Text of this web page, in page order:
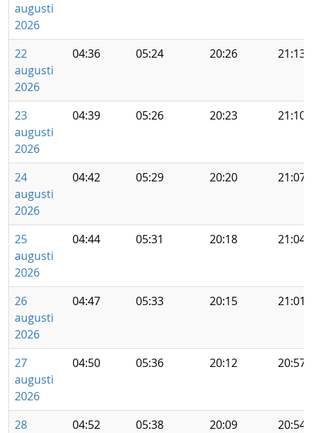
augusti
2026
22
augusti
2026
04:36 05:24 20:26 21:13
23
augusti
2026
04:39 05:26 20:23 21:10
24
augusti
2026
04:42 05:29 20:20 21:07
25
augusti
2026
04:44 05:31 20:18 21:04
26
augusti
2026
04:47 05:33 20:15 21:01
27
augusti
2026
04:50 05:36 20:12 20:57
28
04:52 05:38 20:09 20:54